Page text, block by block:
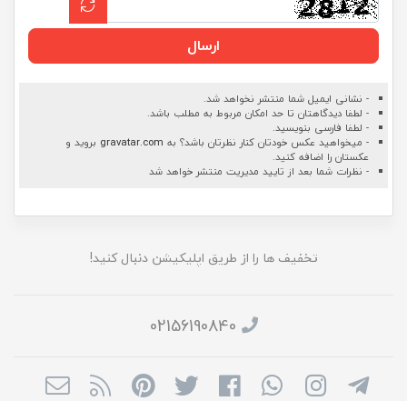
ارسال
- نشانی ایمیل شما منتشر نخواهد شد.
- لطفا دیدگاهتان تا حد امکان مربوط به مطلب باشد.
- لطفا فارسی بنویسید.
- میخواهید عکس خودتان کنار نظرتان باشد؟ به gravatar.com بروید و
عکستان را اضافه کنید.
- نظرات شما بعد از تایید مدیریت منتشر خواهد شد
تخفیف ها را از طریق اپلیکیشن دنبال کنید!
02156190840